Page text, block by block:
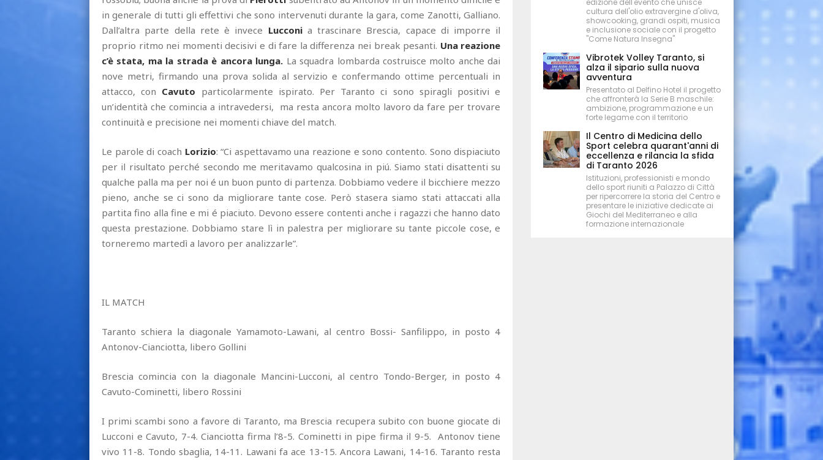
in generale di tutti gli effettivi che sono intervenuti durante la gara, come Zanotti, Galliano.
Dall’altra parte della rete è invece Lucconia trascinare Brescia, capace di imporre il
proprio ritmo nei momenti decisivi e di fare la differenza nei break pesanti. Una reazione
c’è stata, ma la strada è ancora lunga. La squadra lombarda costruisce molto anche dai
nove metri, firmando una prova solida al servizio e confermando ottime percentuali in
attacco, con Cavuto particolarmente ispirato. Per Taranto ci sono spiragli positivi e
un’identità che comincia a intravedersi, ma resta ancora molto lavoro da fare per trovare
continuità e precisione nei momenti chiave del match.
Le parole di coach Lorizio: “Ci aspettavamo una reazione e sono contento. Sono dispiaciuto
per il risultato perché secondo me meritavamo qualcosina in piú. Siamo stati disattenti su
qualche palla ma per noi é un buon punto di partenza. Dobbiamo vedere il bicchiere mezzo
pieno, anche se ci sono da migliorare tante cose. Però stasera siamo stati attaccati alla
partita fino alla fine e mi é piaciuto. Devono essere contenti anche i ragazzi che hanno dato
questa prestazione. Dobbiamo stare lì in palestra per migliorare su tante piccole cose, e
torneremo martedì a lavoro per analizzarle”.
IL MATCH
Taranto schiera la diagonale Yamamoto-Lawani, al centro Bossi- Sanfilippo, in posto 4
Antonov-Cianciotta, libero Gollini
Brescia comincia con la diagonale Mancini-Lucconi, al centro Tondo-Berger, in posto 4
Cavuto-Cominetti, libero Rossini
I primi scambi sono a favore di Taranto, ma Brescia recupera subito con buone giocate di
Lucconi e Cavuto, 7-4. Cianciotta firma l’8-5. Cominetti in pipe firma il 9-5. Antonov tiene
vivo 11-8. Tondo sbaglia, 14-11. Lawani fa ace 13-15. Ancora Lawani, 14-16. Taranto resta
cultura dell'olio extravergine d'oliva,
showcooking, grandi ospiti, musica
e inclusione sociale con il progetto
"Come Natura Insegna"
Vibrotek Volley Taranto, si
alza il sipario sulla nuova
avventura
Presentato al Delfino Hotel il progetto
che affronterà la Serie B maschile:
ambizione, programmazione e un
forte legame con il territorio
Il Centro di Medicina dello
Sport celebra quarant'anni di
eccellenza e rilancia la sfida
di Taranto 2026
Istituzioni, professionisti e mondo
dello sport riuniti a Palazzo di Città
per ripercorrere la storia del Centro e
presentare le iniziative dedicate ai
Giochi del Mediterraneo e alla
formazione internazionale